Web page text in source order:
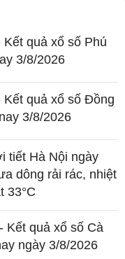
Kết quả xổ số Phú
3/8/2026
Kết quả xổ số Đồng
3/8/2026
tiết Hà Nội ngày
dông rải rác, nhiệt
33°C
Kết quả xổ số Cà
ngày 3/8/2026